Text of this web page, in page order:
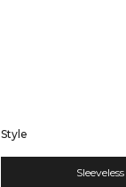
Style
Sleeveless